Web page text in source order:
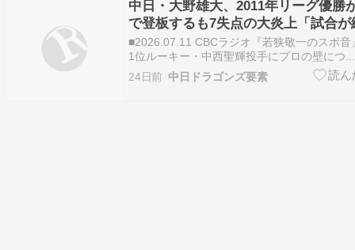
ド…
中日・大野雄大、2011年リーグ優勝
で登板するも7失点の大炎上「試合
落合監督と森ヘッドから…」
■2026.07.11 CBCラジオ『若狭敬一のスポ
1位ルーキー・中西聖輝投手にプロの壁につ...
24日前 中日ドラゴンズ要素